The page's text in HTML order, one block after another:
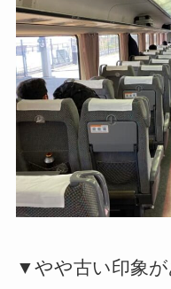
▼やや古い印象